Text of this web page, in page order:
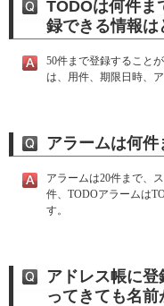
TODOは何件ま
録できる情報は
50件まで登録すること
は、用件、期限日時、
アラームは何件
アラームは20件まで、
件、TODOアラームは
す。
アドレス帳に
ってきても名